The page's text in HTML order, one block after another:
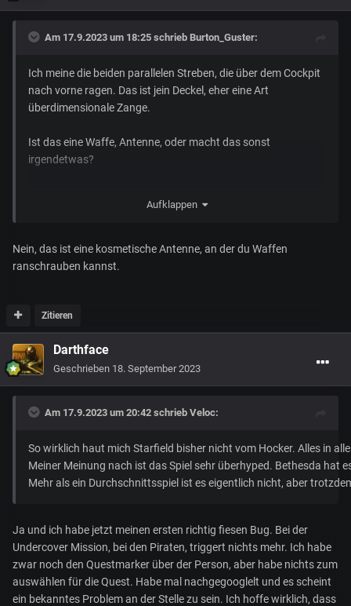
Am 17.9.2023 um 18:25 schrieb Burton_Guster:
Ich meine die beiden parallelen Streben, die über dem Cockpit
nach vorne ragen. Das ist jein Deckel, eher eine Art
überdimensionale Zange.
Ist das eine Waffe, Antenne, oder macht das sonst
irgendetwas?
Aufklappen
Nein, das ist eine kosmetische Antenne, an der du Waffen
ranschrauben kannst.
Zitieren
Darthface
Geschrieben 18. September 2023
Am 17.9.2023 um 20:42 schrieb Veloc:
So wirklich haut mich Starfield bisher nicht vom Hocker. Alles in
Meiner Meinung nach ist das Spiel sehr überhyped. Bethesda
Mehr als ein Durchschnittsspiel ist es eigentlich nicht, aber
Ja und ich habe jetzt meinen ersten richtig fiesen Bug. Bei der
Undercover Mission, bei den Piraten, triggert nichts mehr. Ich habe
zwar noch den Questmarker über der Person, aber habe nichts zum
auswählen für die Quest. Habe mal nachgegooglelt und es scheint
ein bekanntes Problem an der Stelle zu sein. Ich hoffe wirklich, dass